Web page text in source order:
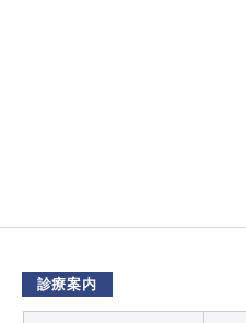
診療案内